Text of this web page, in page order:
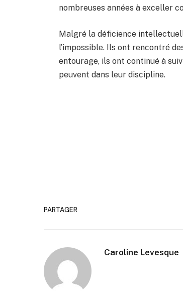
nombreuses années à exceller
Malgré la déficience
l’impossible. Ils ont rencontré
entourage, ils ont continué à
peuvent dans leur discipline.
PARTAGER
Caroline Levesque